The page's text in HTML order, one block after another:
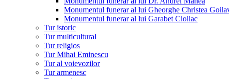
Monumentul funerar al lui Gheorghe Christea
Monumentul funerar al lui Garabet Ciollac
Tur istoric
Tur multicultural
Tur religios
Tur Mihai Eminescu
Tur al voievozilor
Tur armenesc